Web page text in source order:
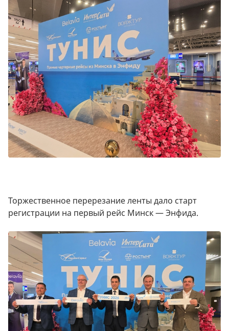
Торжественное перерезание ленты дало старт
регистрации на первый рейс Минск — Энфида.